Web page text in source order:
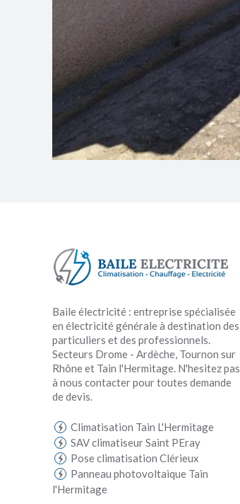
Baile électricité : entreprise spécialisée
en électricité générale à destination des
particuliers et des professionnels.
Secteurs Drome - Ardèche, Tournon sur
Rhône et Tain l'Hermitage. N'hesitez pas
à nous contacter pour toutes demande
de devis.
Climatisation Tain L'Hermitage
SAV climatiseur Saint PEray
Pose climatisation Clérieux
Panneau photovoltaique Tain
l'Hermitage